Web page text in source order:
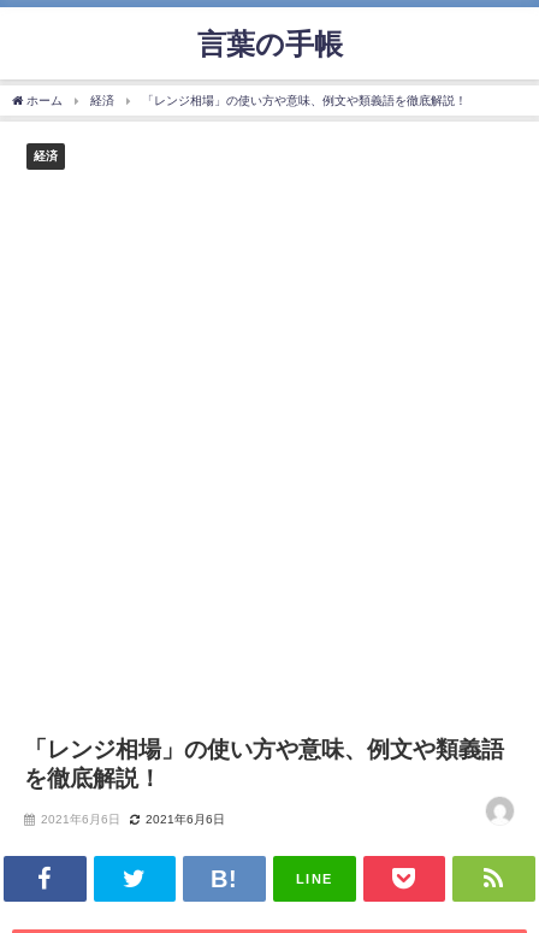
言葉の手帳
ホーム 経済 「レンジ相場」の使い方や意味、例文や類義語を徹底解説！
経済
「レンジ相場」の使い方や意味、例文や類義語
を徹底解説！
2021年6月6日 2021年6月6日
LINE